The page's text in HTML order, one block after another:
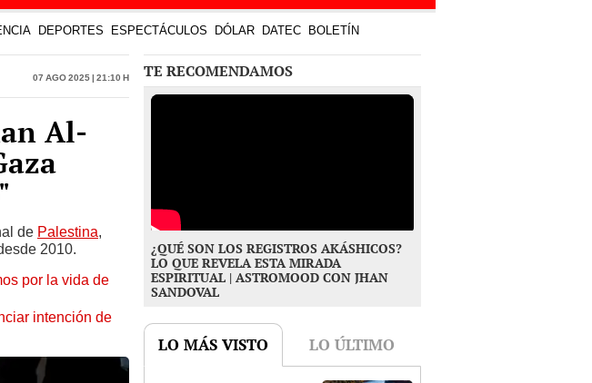
DEPORTES ESPECTÁCULOS DÓLAR DATEC BOLETÍN
07 Ago 2025 | 21:10 h
Al-
de Palestina,
2010.
por la vida de
intención de
TE RECOMENDAMOS
¿QUÉ SON LOS REGISTROS AKÁSHICOS?
LO QUE REVELA ESTA MIRADA
ESPIRITUAL | ASTROMOOD CON JHAN
SANDOVAL
LO MÁS VISTO LO ÚLTIMO